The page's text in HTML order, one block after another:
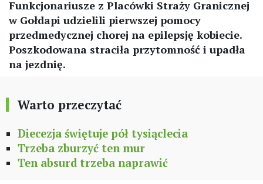
Funkcjonariusze z Placówki Straży Granicznej
w Gołdapi udzielili pierwszej pomocy
przedmedycznej chorej na epilepsję kobiecie.
Poszkodowana straciła przytomność i upadła
na jezdnię.
Warto przeczytać
Diecezja świętuje pół tysiąclecia
Trzeba zburzyć ten mur
Ten absurd trzeba naprawić